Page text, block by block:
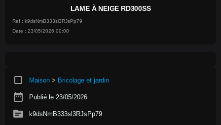
LAME À NEIGE RD300SS
Ref : k9dsNmB333sl3RJsPp79
Date : 23/05/2026 00:00
crop_square Maison > Bricolage et jardin
date_range Publié le 23/05/2026
source k9dsNmB333sl3RJsPp79